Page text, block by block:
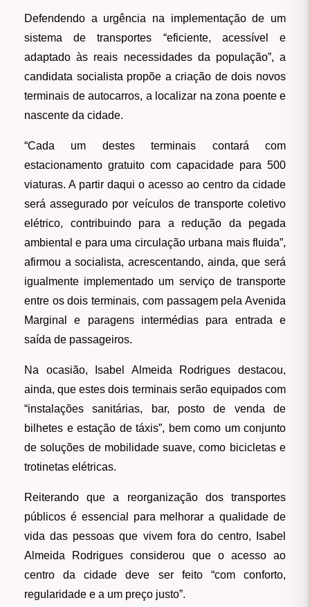
Defendendo a urgência na implementação de um
sistema de transportes “eficiente, acessível e
adaptado às reais necessidades da população”, a
candidata socialista propõe a criação de dois novos
terminais de autocarros, a localizar na zona poente e
nascente da cidade.
“Cada um destes terminais contará com
estacionamento gratuito com capacidade para 500
viaturas. A partir daqui o acesso ao centro da cidade
será assegurado por veículos de transporte coletivo
elétrico, contribuindo para a redução da pegada
ambiental e para uma circulação urbana mais fluida”,
afirmou a socialista, acrescentando, ainda, que será
igualmente implementado um serviço de transporte
entre os dois terminais, com passagem pela Avenida
Marginal e paragens intermédias para entrada e
saída de passageiros.
Na ocasião, Isabel Almeida Rodrigues destacou,
ainda, que estes dois terminais serão equipados com
“instalações sanitárias, bar, posto de venda de
bilhetes e estação de táxis”, bem como um conjunto
de soluções de mobilidade suave, como bicicletas e
trotinetas elétricas.
Reiterando que a reorganização dos transportes
públicos é essencial para melhorar a qualidade de
vida das pessoas que vivem fora do centro, Isabel
Almeida Rodrigues considerou que o acesso ao
centro da cidade deve ser feito “com conforto,
regularidade e a um preço justo”.